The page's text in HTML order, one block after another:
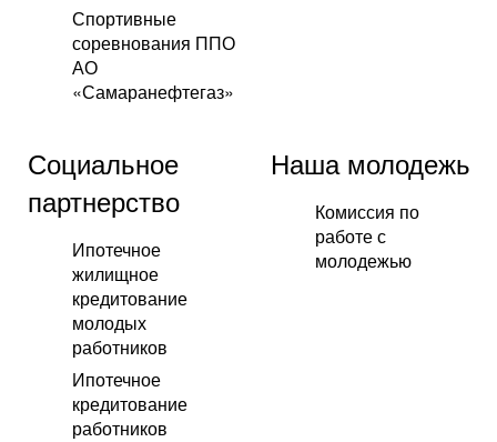
Спортивные
соревнования ППО
АО
«Самаранефтегаз»
Социальное
партнерство
Ипотечное
жилищное
кредитование
молодых
работников
Ипотечное
кредитование
работников
Наша молодежь
Комиссия по
работе с
молодежью